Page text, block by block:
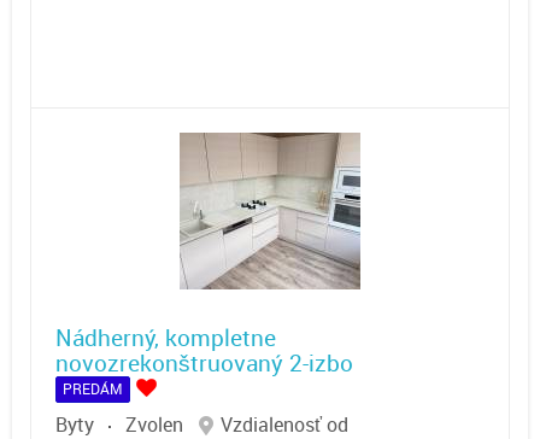
Nádherný, kompletne
novozrekonštruovaný 2-izbo
PREDÁM
Byty Zvolen
Vzdialenosť od